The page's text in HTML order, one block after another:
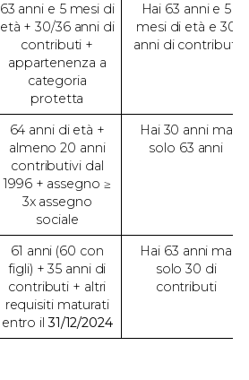
63 anni e 5 mesi di
età + 30/36 anni di
contributi +
appartenenza a
categoria
protetta
Hai 63 anni e 5
mesi di età e 30
anni di contributi
64 anni di età +
almeno 20 anni
contributivi dal
1996 + assegno ≥
3x assegno
sociale
Hai 30 anni ma
solo 63 anni
61 anni (60 con
figli) + 35 anni di
contributi + altri
requisiti maturati
entro il31/12/2024
Hai 63 anni ma
solo 30 di
contributi